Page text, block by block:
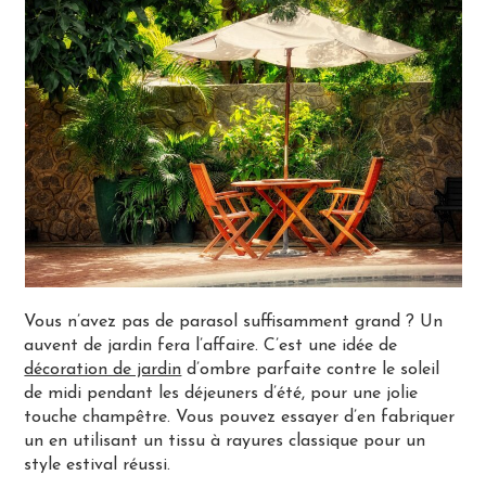
Vous n’avez pas de parasol suffisamment grand ? Un
auvent de jardin fera l’affaire. C’est une idée de
décoration de jardin d’ombre parfaite contre le soleil
de midi pendant les déjeuners d’été, pour une jolie
touche champêtre. Vous pouvez essayer d’en fabriquer
un en utilisant un tissu à rayures classique pour un
style estival réussi.